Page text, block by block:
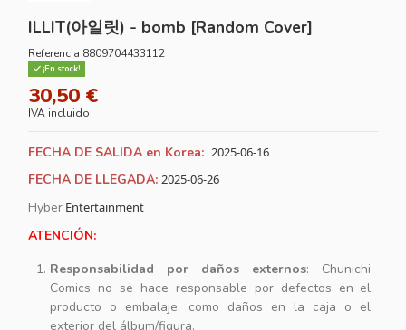
ILLIT(아일릿) - bomb [Random Cover]
Referencia 8809704433112
¡En stock!
30,50 €
IVA incluido
FECHA DE SALIDA en Korea: 2025-06-16
FECHA DE LLEGADA: 2025-06-26
Hyber Entertainment
ATENCIÓN:
Responsabilidad por daños externos: Chunichi
Comics no se hace responsable por defectos en el
producto o embalaje, como daños en la caja o el
exterior del álbum/figura.